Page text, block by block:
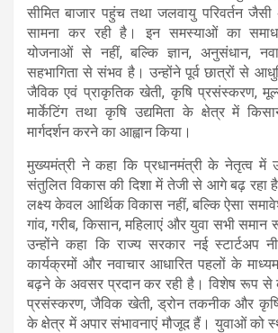
सीमित बाजार पहुंच तथा जलवायु परिवर्तन
सामना कर रही है। इन समस्याओं का
योजनाओं से नहीं, बल्कि ज्ञान, अनुसंधान,
सहभागिता से संभव है। उन्होंने पूर्व छात्रों से
जैविक एवं प्राकृतिक खेती, कृषि प्रसंस्करण,
मार्केटिंग तथा कृषि उद्यमिता के क्षेत्र में
मार्गदर्शन करने का आह्वान किया।
मुख्यमंत्री ने कहा कि प्रधानमंत्री के नेतृत्व में
संतुलित विकास की दिशा में तेजी से आगे बढ़ रहा
लक्ष्य केवल आर्थिक विकास नहीं, बल्कि ऐसा
गांव, गरीब, किसान, महिलाएं और युवा सभी
उन्होंने कहा कि राज्य सरकार नई स्टार्टअप
कार्यक्रमों और नवाचार आधारित पहलों के
बढ़ने के अवसर प्रदान कर रही है। विशेष रूप से
प्रसंस्करण, जैविक खेती, ड्रोन तकनीक और कृषि
के क्षेत्र में अपार संभावनाएं मौजूद हैं। युवाओं को